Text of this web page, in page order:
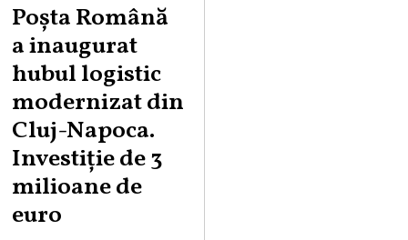
Poșta Română
a inaugurat
hubul logistic
modernizat din
Cluj-Napoca.
Investiție de 3
milioane de
euro